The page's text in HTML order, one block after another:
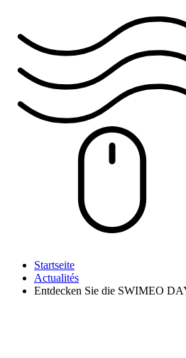
Startseite
Actualités
Entdecken Sie die SWIMEO